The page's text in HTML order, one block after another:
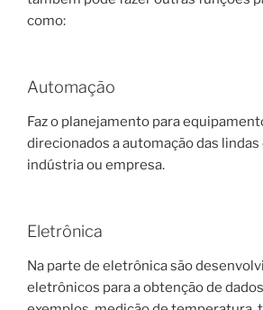
como:
Automação
Faz o planejamento para
direcionados a automação das
indústria ou empresa.
Eletrônica
Na parte de eletrônica são
eletrônicos para a obtenção de